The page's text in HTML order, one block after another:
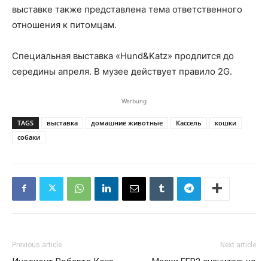
выставке также представлена тема ответственного
отношения к питомцам.
Специальная выставка «Hund&Katz» продлится до
середины апреля. В музее действует правило 2G.
Werbung
TAGS выставка домашние животные Кассель
кошки
собаки
Previous article Next article